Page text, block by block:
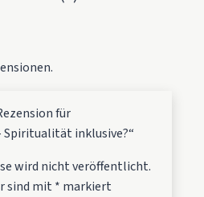
für
inklusive?“
wird nicht veröffentlicht.
sind mit * markiert